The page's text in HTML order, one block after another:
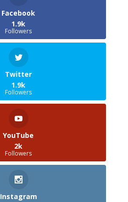
Facebook
1.9k
Followers
Twitter
1.9k
Followers
YouTube
2k
Followers
Instagram